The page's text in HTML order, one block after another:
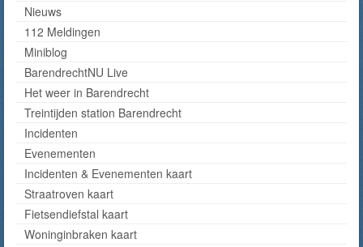
Nieuws
112 Meldingen
Miniblog
BarendrechtNU Live
Het weer in Barendrecht
Treintijden station Barendrecht
Incidenten
Evenementen
Incidenten & Evenementen kaart
Straatroven kaart
Fietsendiefstal kaart
Woninginbraken kaart